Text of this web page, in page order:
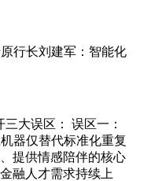
行长刘建军：智能化
大误区： 误区一：
器仅替代标准化重复
提供情感陪伴的核心
融人才需求持续上